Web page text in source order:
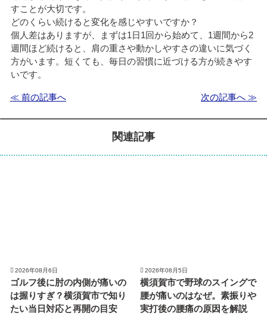
すことが大切です。
どのくらい続けると変化を感じやすいですか？
個人差はありますが、まずは1日1回から始めて、1週間から2
週間ほど続けると、肩の重さや動かしやすさの違いに気づく
方がいます。短くても、毎日の習慣に近づける方が続きやす
いです。
≪ 前の記事へ 次の記事へ ≫
関連記事
2026年08月6日
ゴルフ後に肘の内側が痛いの
は握りすぎ？横須賀市で知り
たい当日対応と再開の目安
2026年08月5日
横須賀市で野球のスイングで
腰が痛いのはなぜ。素振りや
実打後の腰痛の原因を解説